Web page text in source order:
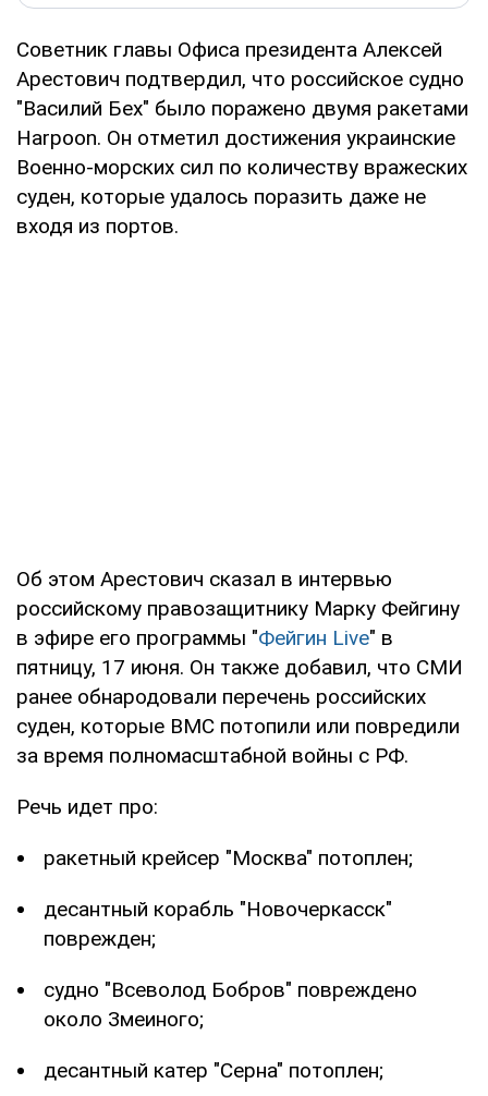
Советник главы Офиса президента Алексей
Арестович подтвердил, что российское судно
"Василий Бех" было поражено двумя ракетами
Harpoon. Он отметил достижения украинские
Военно-морских сил по количеству вражеских
суден, которые удалось поразить даже не
входя из портов.
Об этом Арестович сказал в интервью
российскому правозащитнику Марку Фейгину
в эфире его программы "Фейгин Live" в
пятницу, 17 июня. Он также добавил, что СМИ
ранее обнародовали перечень российских
суден, которые ВМС потопили или повредили
за время полномасштабной войны с РФ.
Речь идет про:
ракетный крейсер "Москва" потоплен;
десантный корабль "Новочеркасск"
поврежден;
судно "Всеволод Бобров" повреждено
около Змеиного;
десантный катер "Серна" потоплен;